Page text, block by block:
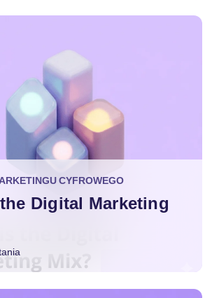
CYFROWEGO
Digital Marketing